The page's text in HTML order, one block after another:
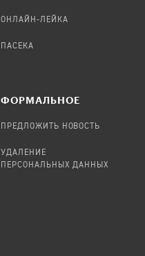
ОНЛАЙН-ЛЕЙКА
ПАСЕКА
ФОРМАЛЬНОЕ
ПРЕДЛОЖИТЬ НОВОСТЬ
УДАЛЕНИЕ
ПЕРСОНАЛЬНЫХ ДАННЫХ